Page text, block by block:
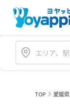
TOP 愛媛県